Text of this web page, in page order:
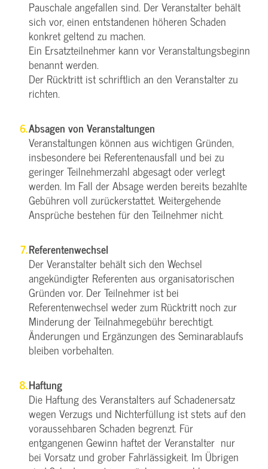
Pauschale angefallen sind. Der Veranstalter behält
sich vor, einen entstandenen höheren Schaden
konkret geltend zu machen.
Ein Ersatzteilnehmer kann vor Veranstaltungsbeginn
benannt werden.
Der Rücktritt ist schriftlich an den Veranstalter zu
richten.
Absagen von Veranstaltungen
Veranstaltungen können aus wichtigen Gründen,
insbesondere bei Referentenausfall und bei zu
geringer Teilnehmerzahl abgesagt oder verlegt
werden. Im Fall der Absage werden bereits bezahlte
Gebühren voll zurückerstattet. Weitergehende
Ansprüche bestehen für den Teilnehmer nicht.
Referentenwechsel
Der Veranstalter behält sich den Wechsel
angekündigter Referenten aus organisatorischen
Gründen vor. Der Teilnehmer ist bei
Referentenwechsel weder zum Rücktritt noch zur
Minderung der Teilnahmegebühr berechtigt.
Änderungen und Ergänzungen des Seminarablaufs
bleiben vorbehalten.
Haftung
Die Haftung des Veranstalters auf Schadenersatz
wegen Verzugs und Nichterfüllung ist stets auf den
voraussehbaren Schaden begrenzt. Für
entgangenen Gewinn haftet der Veranstalter nur
bei Vorsatz und grober Fahrlässigkeit. Im Übrigen